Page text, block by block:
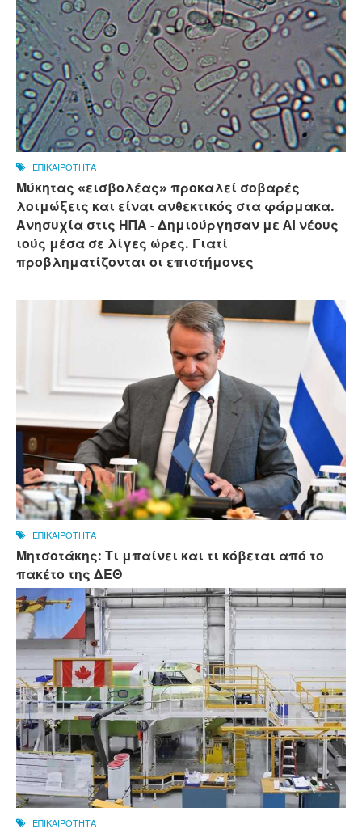
ΕΠΙΚΑΙΡΟΤΗΤΑ
Μύκητας «εισβολέας» προκαλεί σοβαρές
λοιμώξεις και είναι ανθεκτικός στα φάρμακα.
Ανησυχία στις ΗΠΑ - Δημιούργησαν με AI νέους
ιούς μέσα σε λίγες ώρες. Γιατί
προβληματίζονται οι επιστήμονες
ΕΠΙΚΑΙΡΟΤΗΤΑ
Μητσοτάκης: Τι μπαίνει και τι κόβεται από το
πακέτο της ΔΕΘ
ΕΠΙΚΑΙΡΟΤΗΤΑ